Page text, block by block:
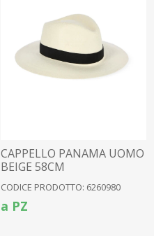
CAPPELLO PANAMA UOMO
BEIGE 58CM
CODICE PRODOTTO: 6260980
a PZ